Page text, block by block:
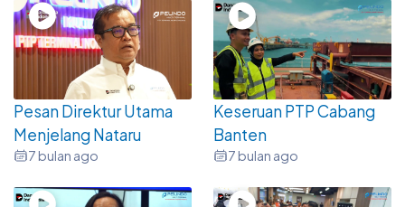
Pesan Direktur Utama
Menjelang Nataru
7 bulan ago
Keseruan PTP Cabang
Banten
7 bulan ago